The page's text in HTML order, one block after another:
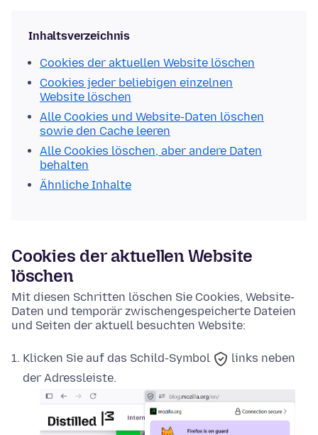
Inhaltsverzeichnis
Cookies der aktuellen Website löschen
Cookies jeder beliebigen einzelnen
Website löschen
Alle Cookies und Website-Daten löschen
sowie den Cache leeren
Alle Cookies löschen, aber andere Daten
behalten
Ähnliche Inhalte
Cookies der aktuellen Website
löschen
Mit diesen Schritten löschen Sie Cookies, Website-
Daten und temporär zwischengespeicherte Dateien
und Seiten der aktuell besuchten Website:
Klicken Sie auf das Schild-Symbol
links neben
der Adressleiste.